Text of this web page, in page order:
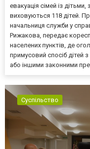
евакуація сімей із
виховуються 118 дітей.
начальниця служби у
Рижакова, передає
населених пунктів, де
примусовий спосіб дітей
або іншими законними
Суспільство